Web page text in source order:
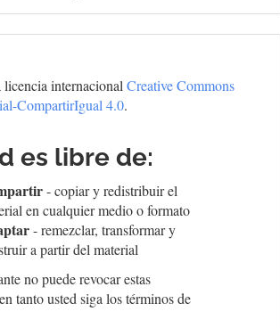
licencia internacionalCreative Commons
CompartirIgual 4.0.
es libre de:
- copiar y redistribuir el
en cualquier medio o formato
- remezclar, transformar y
a partir del material
no puede revocar estas
tanto usted siga los términos de